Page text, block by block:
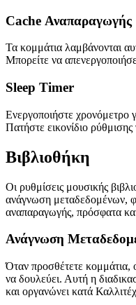
Cache Αναπαραγωγής
Τα κομμάτια λαμβάνονται
Μπορείτε να
Sleep Timer
Ενεργοποιήστε χρονόμετρο
Πατήστε εικονίδιο ρύθμισης
Βιβλιοθήκη
Οι ρυθμίσεις μουσικής
ανάγνωση μεταδεδομένων,
αναπαραγωγής, πρόσφατα
Ανάγνωση
Όταν προσθέτετε κομμάτια,
να δουλεύει. Αυτή η
και οργανώνει κατά